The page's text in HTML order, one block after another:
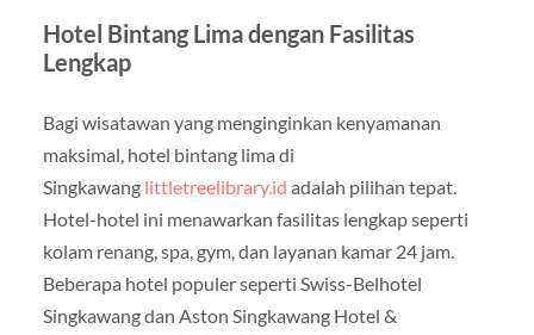
Hotel Bintang Lima dengan Fasilitas
Lengkap
Bagi wisatawan yang menginginkan kenyamanan
maksimal, hotel bintang lima di
Singkawang littletreelibrary.id adalah pilihan tepat.
Hotel-hotel ini menawarkan fasilitas lengkap seperti
kolam renang, spa, gym, dan layanan kamar 24 jam.
Beberapa hotel populer seperti Swiss-Belhotel
Singkawang dan Aston Singkawang Hotel &